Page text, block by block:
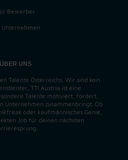
Bewerber
Unternehmen
ÜBER UNS
Talente Österreichs. Wir sind kein
TTI Austria ist eine
Talente motiviert, fordert,
Unternehmen zusammenbringt. Ob
oder kaufmännisches Genie,
Job für deinen nächsten